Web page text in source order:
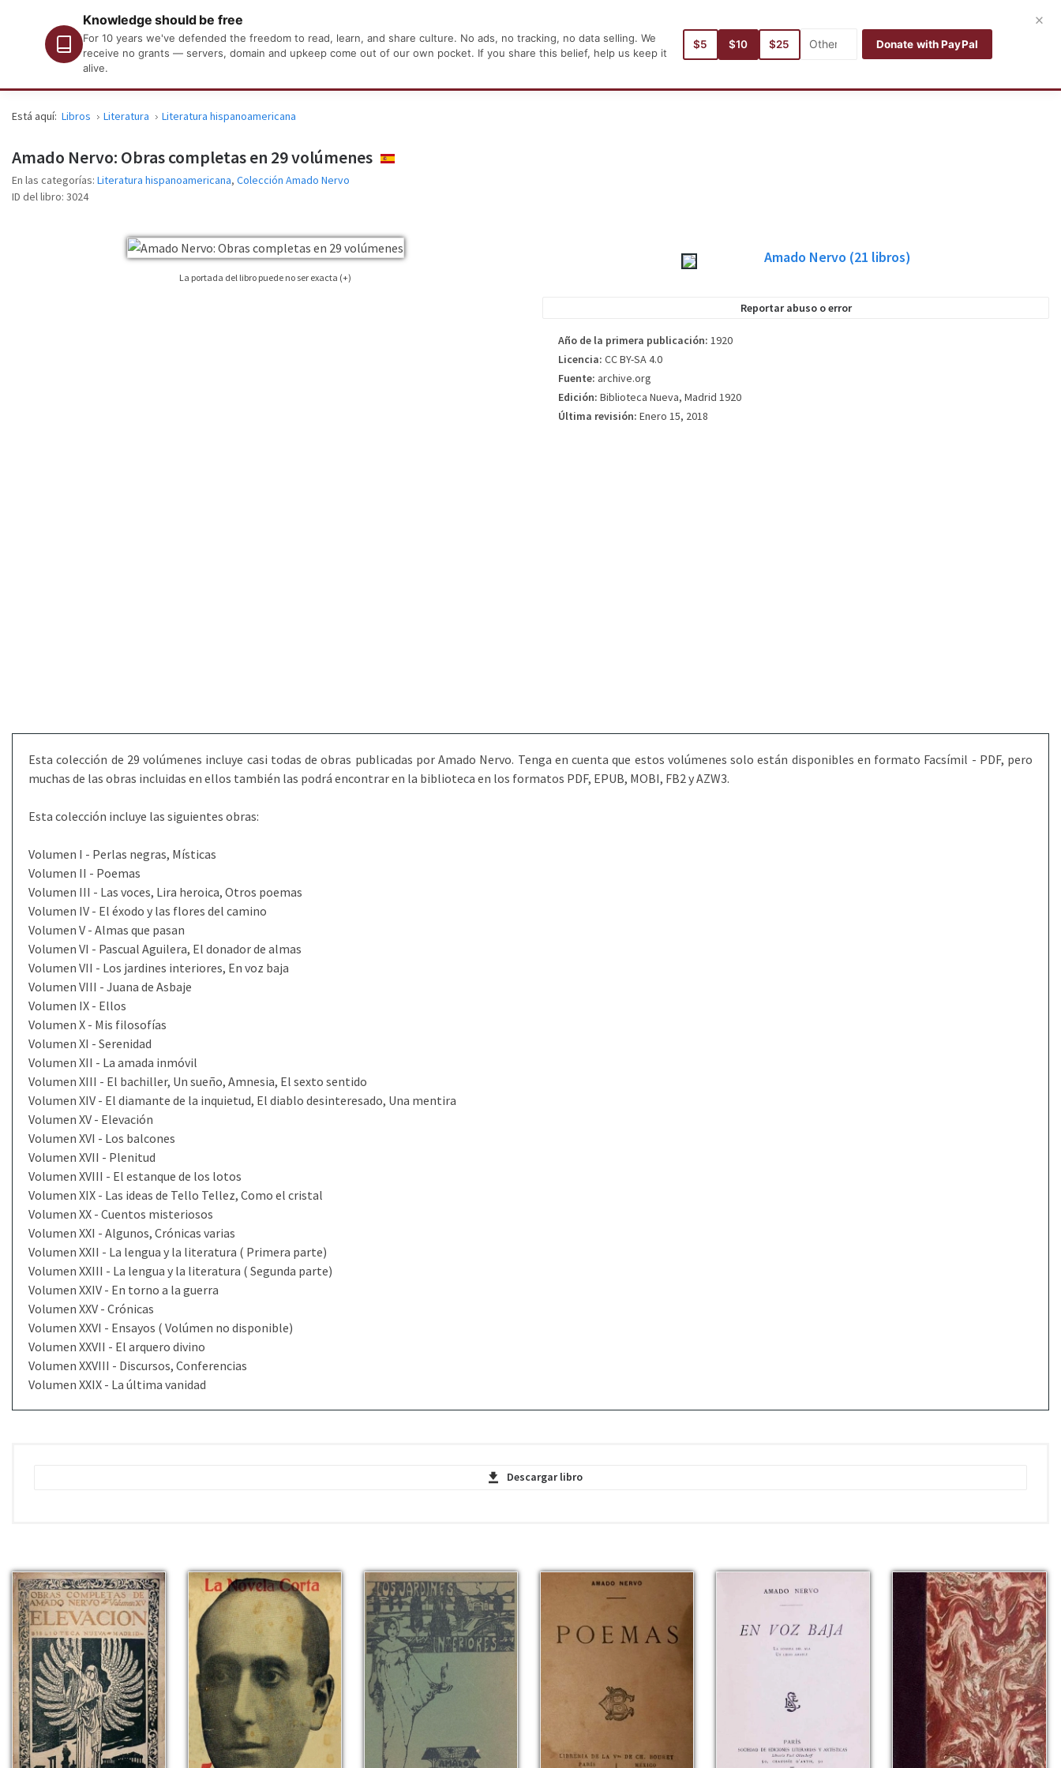
Español
Inicio Autores Categorías Idiomas Buscar
Knowledge should be free
For 10 years we've defended the freedom to read, learn, and share culture. No ads, no tracking, no data selling. We
receive no grants — servers, domain and upkeep come out of our own pocket. If you share this belief, help us keep it
alive.
$5 $10 $25 Donate with PayPal
×
Está aquí: Libros Literatura Literatura hispanoamericana
Amado Nervo: Obras completas en 29 volúmenes ESPAÑOL
En las categorías: Literatura hispanoamericana, Colección Amado Nervo
ID del libro: 3024
La portada del libro puede no ser exacta (+)
Amado Nervo (21 libros)
Reportar abuso o error
Año de la primera publicación: 1920
Licencia: CC BY-SA 4.0
Fuente: archive.org
Edición: Biblioteca Nueva, Madrid 1920
Última revisión: Enero 15, 2018
Esta colección de 29 volúmenes incluye casi todas de obras publicadas por Amado Nervo. Tenga en cuenta que estos volúmenes solo están disponibles en formato Facsímil - PDF, pero
muchas de las obras incluidas en ellos también las podrá encontrar en la biblioteca en los formatos PDF, EPUB, MOBI, FB2 y AZW3.
Esta colección incluye las siguientes obras:
Volumen I - Perlas negras, Místicas
Volumen II - Poemas
Volumen III - Las voces, Lira heroica, Otros poemas
Volumen IV - El éxodo y las flores del camino
Volumen V - Almas que pasan
Volumen VI - Pascual Aguilera, El donador de almas
Volumen VII - Los jardines interiores, En voz baja
Volumen VIII - Juana de Asbaje
Volumen IX - Ellos
Volumen X - Mis filosofías
Volumen XI - Serenidad
Volumen XII - La amada inmóvil
Volumen XIII - El bachiller, Un sueño, Amnesia, El sexto sentido
Volumen XIV - El diamante de la inquietud, El diablo desinteresado, Una mentira
Volumen XV - Elevación
Volumen XVI - Los balcones
Volumen XVII - Plenitud
Volumen XVIII - El estanque de los lotos
Volumen XIX - Las ideas de Tello Tellez, Como el cristal
Volumen XX - Cuentos misteriosos
Volumen XXI - Algunos, Crónicas varias
Volumen XXII - La lengua y la literatura ( Primera parte)
Volumen XXIII - La lengua y la literatura ( Segunda parte)
Volumen XXIV - En torno a la guerra
Volumen XXV - Crónicas
Volumen XXVI - Ensayos ( Volúmen no disponible)
Volumen XXVII - El arquero divino
Volumen XXVIII - Discursos, Conferencias
Volumen XXIX - La última vanidad
Descargar libro
Obras completas de Amado Nervo - Volumen II - FACSIMIL - PDF
pdf | 7.41 MB | 1948 descargas
Obras completas de Amado Nervo - Volumen III - FACSIMIL - PDF
pdf | 9.31 MB | 2155 descargas
Obras completas de Amado Nervo - Volumen IV - FACSIMIL - PDF
pdf | 9.89 MB | 1587 descargas